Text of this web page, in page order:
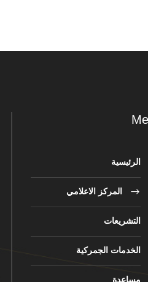
الرئيسية
المركز الاعلامي
التشريعات
الخدمات الجمركية
مساعدة